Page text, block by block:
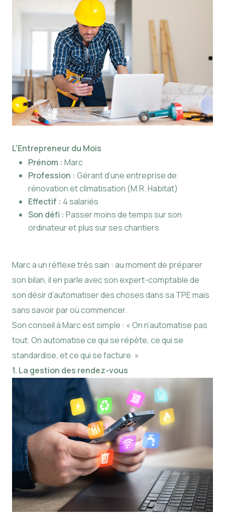
L’Entrepreneur du Mois
Prénom : Marc
Profession : Gérant d’une entreprise de
rénovation et climatisation (M.R. Habitat)
Effectif : 4 salariés
Son défi : Passer moins de temps sur son
ordinateur et plus sur ses chantiers
Marc a un réflexe très sain : au moment de préparer
son bilan, il en parle avec son expert-comptable de
son désir d’automatiser des choses dans sa TPE mais
sans savoir par où commencer.
Son conseil à Marc est simple : « On n’automatise pas
tout. On automatise ce qui se répète, ce qui se
standardise, et ce qui se facture. »
1. La gestion des rendez-vous